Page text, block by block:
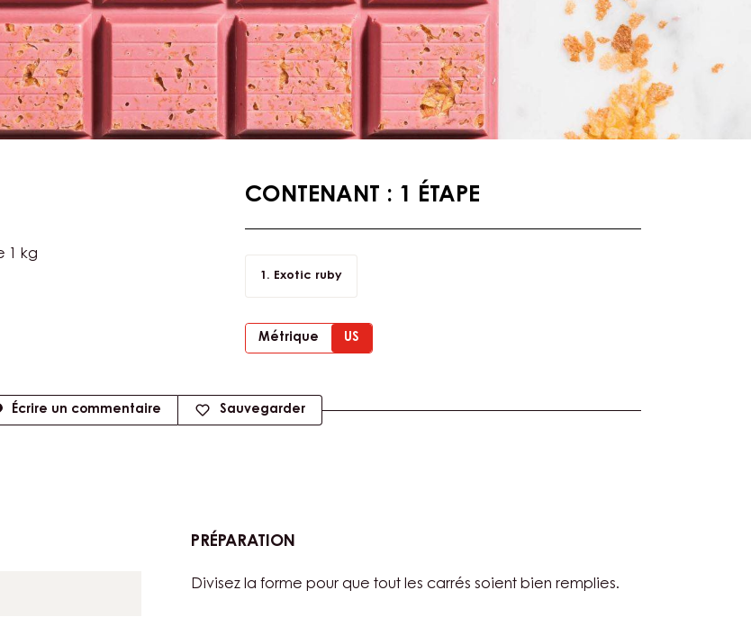
1 kg
CONTENANT : 1 ÉTAPE
Exotic ruby
Métrique US
Écrire un commentaire Sauvegarder
PRÉPARATION
RUBY
Divisez la forme pour que tout les carrés soient bien remplies.